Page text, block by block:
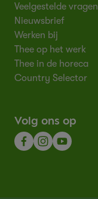
Veelgestelde vragen
Nieuwsbrief
Werken bij
Thee op het werk
Thee in de horeca
Country Selector
Volg ons op